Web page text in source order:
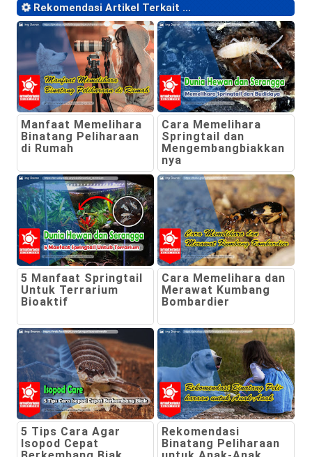
Rekomendasi Artikel Terkait ...
Manfaat Memelihara
Binatang Peliharaan
di Rumah
Cara Memelihara
Springtail dan
Mengembangbiakkan
nya
5 Manfaat Springtail
Untuk Terrarium
Bioaktif
Cara Memelihara dan
Merawat Kumbang
Bombardier
5 Tips Cara Agar
Isopod Cepat
Rekomendasi
Binatang Peliharaan